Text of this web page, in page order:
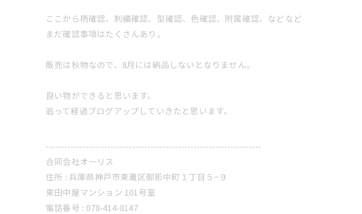
ここから柄確認、刺繍確認、型確認、色確認、附属確認、などなど
まだ確認事項はたくさんあり。
販売は秋物なので、8月には納品しないとなりません。
良い物ができると思います。
追って経過ブログアップしていきたと思います。
----------------------------------------------------------------------
合同会社オーリス
住所 : 兵庫県神戸市東灘区御影中町１丁目５−９
東田中屋マンション 101号室
電話番号 : 078-414-8147